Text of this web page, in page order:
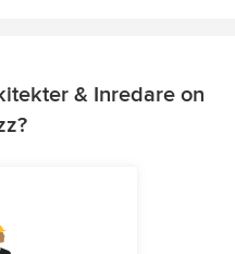
& Inredare on